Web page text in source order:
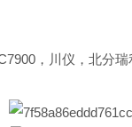
，川仪，北分